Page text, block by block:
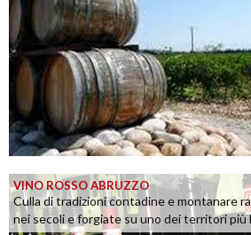
VINO ROSSO ABRUZZO
Culla di tradizioni contadine e montanare
nei secoli e forgiate su uno dei territori più